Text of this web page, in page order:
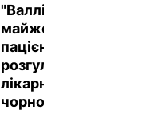
"Валлійський упир"
майже годину лякав
пацієнтів,
розгулюючи на даху
лікарні з косою і в
чорному балахоні